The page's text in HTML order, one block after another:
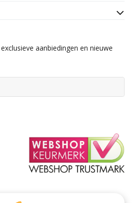
aanbiedingen en nieuwe